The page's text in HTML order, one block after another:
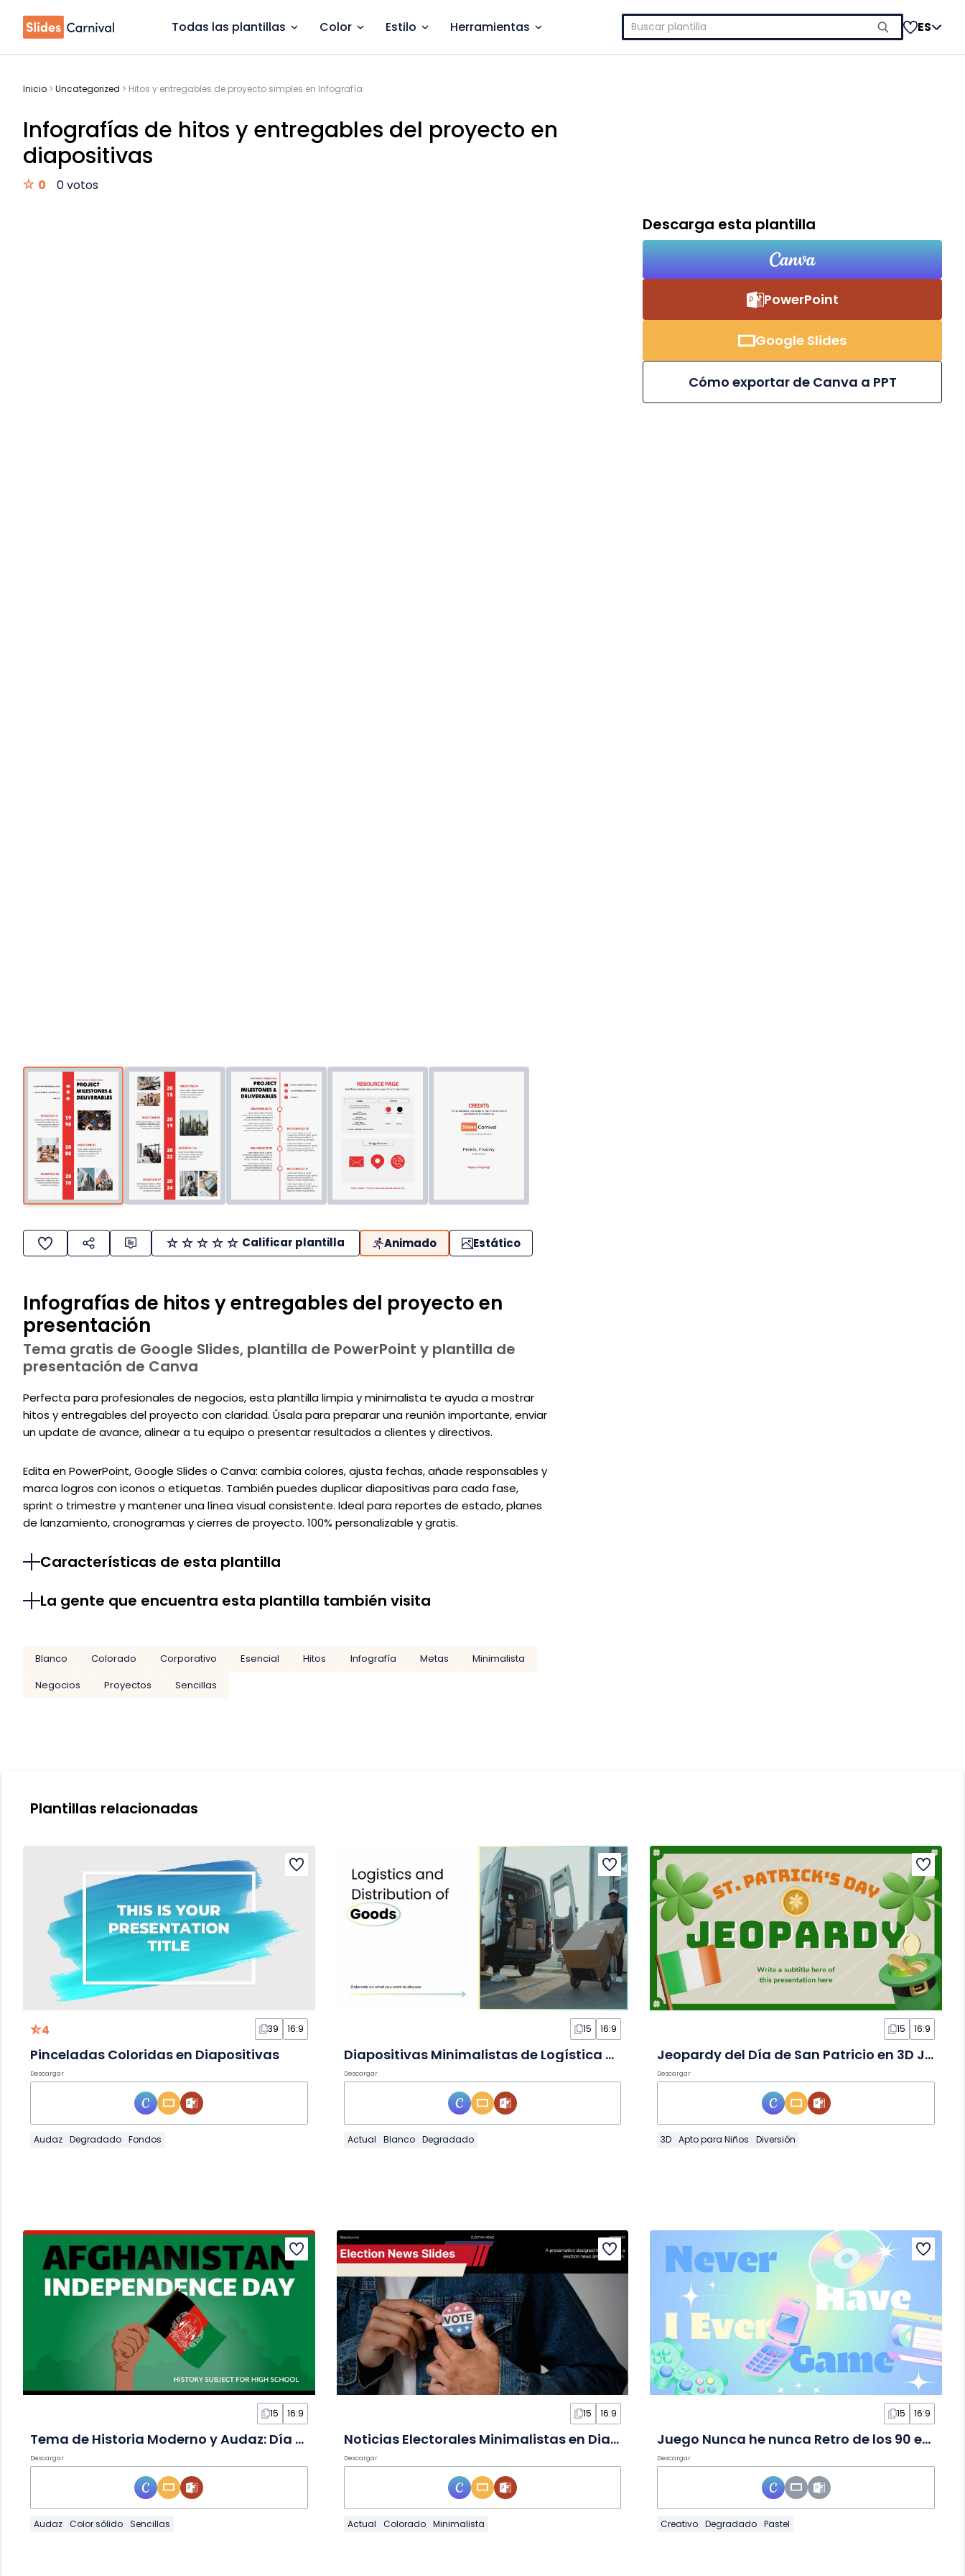
Todas las plantillas Color Estilo Herramientas Buscar: ES
Inicio > Uncategorized > Hitos y entregables de proyecto simples en Infografía
Infografías de hitos y entregables del proyecto en
diapositivas
0 0 votos
Calificar plantilla Animado Estático
Infografías de hitos y entregables del proyecto en
presentación
Tema gratis de Google Slides, plantilla de PowerPoint y plantilla de
presentación de Canva
Perfecta para profesionales de negocios, esta plantilla limpia y minimalista te ayuda a mostrar
hitos y entregables del proyecto con claridad. Úsala para preparar una reunión importante, enviar
un update de avance, alinear a tu equipo o presentar resultados a clientes y directivos.
Edita en PowerPoint, Google Slides o Canva: cambia colores, ajusta fechas, añade responsables y
marca logros con iconos o etiquetas. También puedes duplicar diapositivas para cada fase,
sprint o trimestre y mantener una línea visual consistente. Ideal para reportes de estado, planes
de lanzamiento, cronogramas y cierres de proyecto. 100% personalizable y gratis.
Características de esta plantilla
La gente que encuentra esta plantilla también visita
Blanco Colorado Corporativo Esencial Hitos Infografía Metas
Minimalista
Negocios
Proyectos Sencillas
Descarga esta plantilla
PowerPoint
Google Slides
Cómo exportar de Canva a PPT
Plantillas relacionadas
4 39 16:9
Pinceladas Coloridas en Diapositivas
Descargar
Audaz Degradado Fondos
15 16:9
Diapositivas Minimalistas de Logística y Distribución
Descargar
Actual Blanco Degradado
15 16:9
Jeopardy del Día de San Patricio en 3D Juego en Diapositivas
Descargar
3D Apto para Niños Diversión
15 16:9
Tema de Historia Moderno y Audaz: Día de la Independencia de Afganistán en Diapositivas
Descargar
Audaz Color sólido Sencillas
15 16:9
Noticias Electorales Minimalistas en Diapositivas
Descargar
Actual Colorado Minimalista
15 16:9
Juego Nunca he nunca Retro de los 90 en Diapositivas
Descargar
Creativo Degradado Pastel